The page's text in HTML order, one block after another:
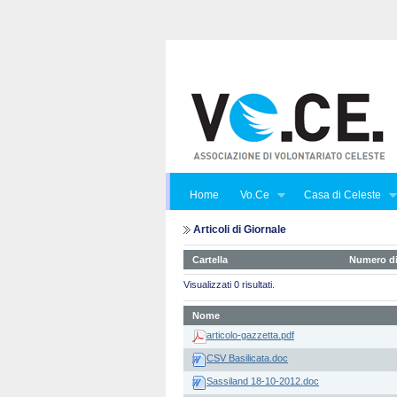
Home Vo.Ce Casa di Celeste
Articoli di Giornale
Cartella Numero
Visualizzati 0 risultati.
Nome
articolo-gazzetta.pdf
CSV Basilicata.doc
Sassiland 18-10-2012.doc